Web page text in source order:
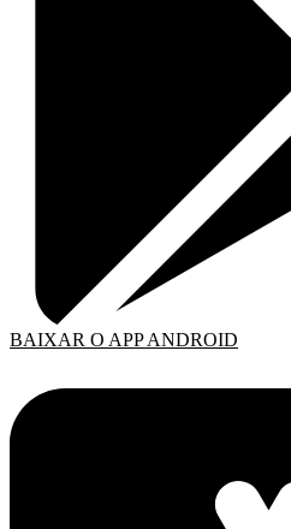
BAIXAR O APP ANDROID